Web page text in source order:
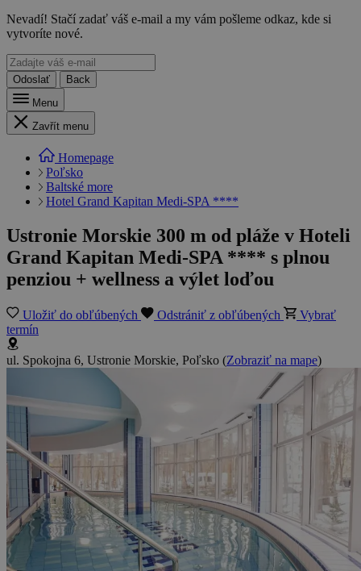
Nevadí! Stačí zadať váš e-mail a my vám pošleme odkaz, kde si
vytvoríte nové.
Odoslať
Back
Menu
Zavřít menu
Homepage
Poľsko
Baltské more
Hotel Grand Kapitan Medi-SPA ****
Ustronie Morskie 300 m od pláže v Hoteli
Grand Kapitan Medi-SPA **** s plnou
penziou + wellness a výlet loďou
Uložiť do obľúbených Odstrániť z obľúbených
Vybrať
termín
ul. Spokojna 6, Ustronie Morskie, Poľsko (Zobraziť na mape)